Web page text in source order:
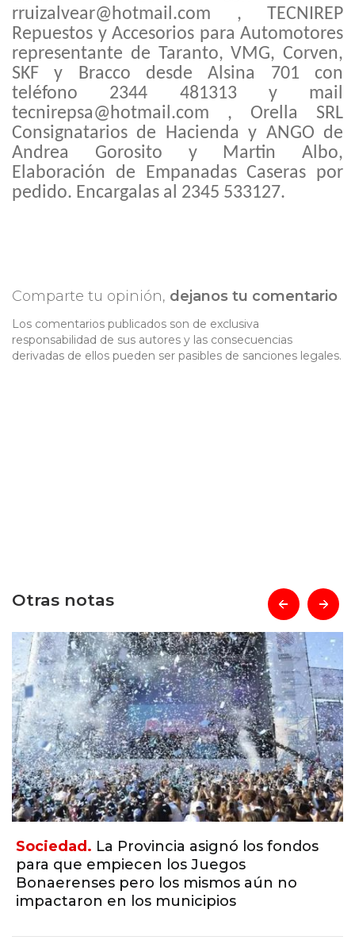
rruizalvear@hotmail.com , TECNIREP
Repuestos y Accesorios para Automotores
representante de Taranto, VMG, Corven,
SKF y Bracco desde Alsina 701 con
teléfono 2344 481313 y mail
tecnirepsa@hotmail.com , Orella SRL
Consignatarios de Hacienday ANGO de
Andrea Gorosito y Martin Albo,
Elaboración de Empanadas Caseras por
pedido. Encargalas al 2345 533127.
Comparte tu opinión, dejanos tu comentario
Los comentarios publicados son de exclusiva
responsabilidad de sus autores y las consecuencias
derivadas de ellos pueden ser pasibles de sanciones legales.
Otras notas
Sociedad. La Provincia asignó los fondos
para que empiecen los Juegos
Bonaerenses pero los mismos aún no
impactaron en los municipios
prev next